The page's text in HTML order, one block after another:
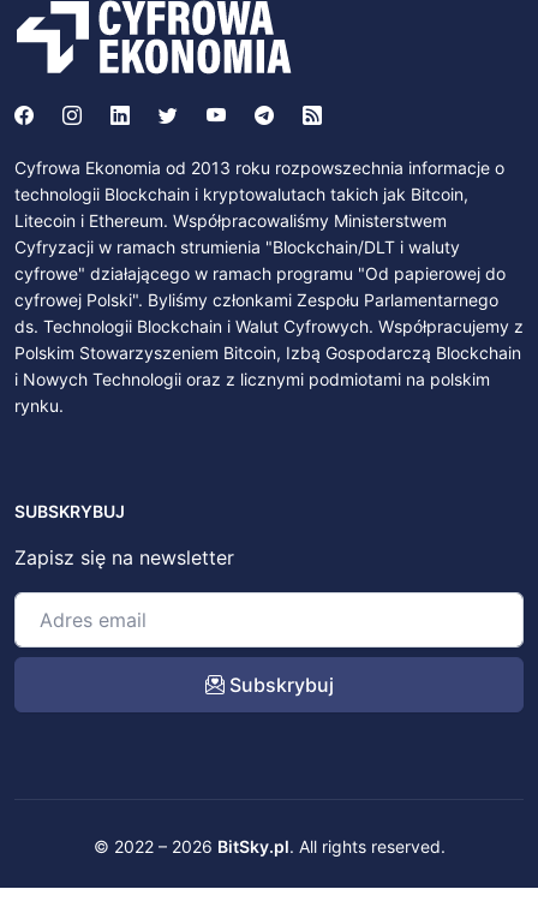
Cyfrowa Ekonomia od 2013 roku rozpowszechnia informacje o
technologii Blockchain i kryptowalutach takich jak Bitcoin,
Litecoin i Ethereum. Współpracowaliśmy Ministerstwem
Cyfryzacji w ramach strumienia "Blockchain/DLT i waluty
cyfrowe" działającego w ramach programu "Od papierowej do
cyfrowej Polski". Byliśmy członkami Zespołu Parlamentarnego
ds. Technologii Blockchain i Walut Cyfrowych. Współpracujemy z
Polskim Stowarzyszeniem Bitcoin, Izbą Gospodarczą Blockchain
i Nowych Technologii oraz z licznymi podmiotami na polskim
rynku.
SUBSKRYBUJ
Zapisz się na newsletter
Subskrybuj
© 2022 – 2026 BitSky.pl. All rights reserved.